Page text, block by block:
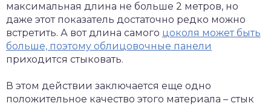
максимальная длина не больше 2 метров, но
даже этот показатель достаточно редко можно
встретить. А вот длина самого цоколя может быть
больше, поэтому облицовочные панели
приходится стыковать.
В этом действии заключается еще одно
положительное качество этого материала – стык